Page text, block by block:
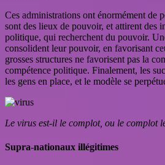
Ces administrations ont énormément de
sont des lieux de pouvoir, et attirent des
politique, qui recherchent du pouvoir.
consolident leur pouvoir, en favorisant
grosses structures ne favorisent pas la
compétence politique. Finalement, les
les gens en place, et le modèle se
Le virus est-il le complot, ou le complot
Supra-nationaux illégitimes